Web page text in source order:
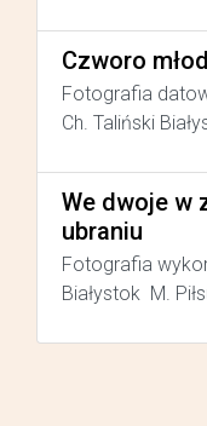
Czworo
Fotografia
Ch. Taliński
We dwoje w
ubraniu
Fotografia
Białystok M.